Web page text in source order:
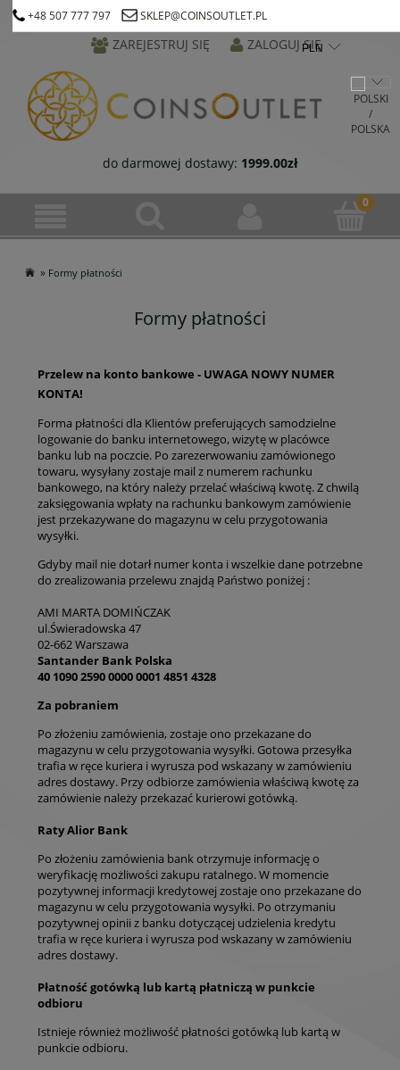
+48 507 777 797 SKLEP@COINSOUTLET.PL
ZAREJESTRUJ SIĘ ZALOGUJ SIĘ
do darmowej dostawy: 1999.00zł
» Formy płatności
Formy płatności
Przelew na konto bankowe - UWAGA NOWY NUMER
KONTA!
Forma płatności dla Klientów preferujących samodzielne
logowanie do banku internetowego, wizytę w placówce
banku lub na poczcie. Po zarezerwowaniu zamówionego
towaru, wysyłany zostaje mail z numerem rachunku
bankowego, na który należy przelać właściwą kwotę. Z chwilą
zaksięgowania wpłaty na rachunku bankowym zamówienie
jest przekazywane do magazynu w celu przygotowania
wysyłki.
Gdyby mail nie dotarł numer konta i wszelkie dane potrzebne
do zrealizowania przelewu znajdą Państwo poniżej :
AMI MARTA DOMIŃCZAK
ul.Świeradowska 47
02-662 Warszawa
Santander Bank Polska
40 1090 2590 0000 0001 4851 4328
Za pobraniem
Po złożeniu zamówienia, zostaje ono przekazane do
magazynu w celu przygotowania wysyłki. Gotowa przesyłka
trafia w ręce kuriera i wyrusza pod wskazany w zamówieniu
adres dostawy. Przy odbiorze zamówienia właściwą kwotę za
zamówienie należy przekazać kurierowi gotówką.
Raty Alior Bank
Po złożeniu zamówienia bank otrzymuje informację o
weryfikację możliwości zakupu ratalnego. W momencie
pozytywnej informacji kredytowej zostaje ono przekazane do
magazynu w celu przygotowania wysyłki. Po otrzymaniu
pozytywnej opinii z banku dotyczącej udzielenia kredytu
trafia w ręce kuriera i wyrusza pod wskazany w zamówieniu
adres dostawy.
Płatność gotówką lub kartą płatniczą w punkcie
odbioru
Istnieje również możliwość płatności gotówką lub kartą w
punkcie odbioru.